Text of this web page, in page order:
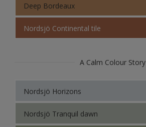
Deep Bordeaux
Nordsjö Continental tile
A Calm Colour Story
Nordsjö Horizons
Nordsjö Tranquil dawn